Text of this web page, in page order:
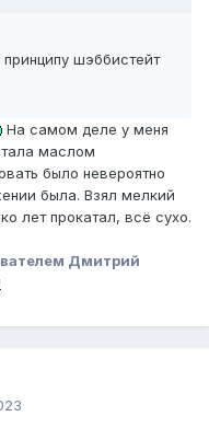
шэббистейт
На самом деле у меня
маслом
было невероятно
была. Взял мелкий
лет прокатал, всё сухо.
Дмитрий